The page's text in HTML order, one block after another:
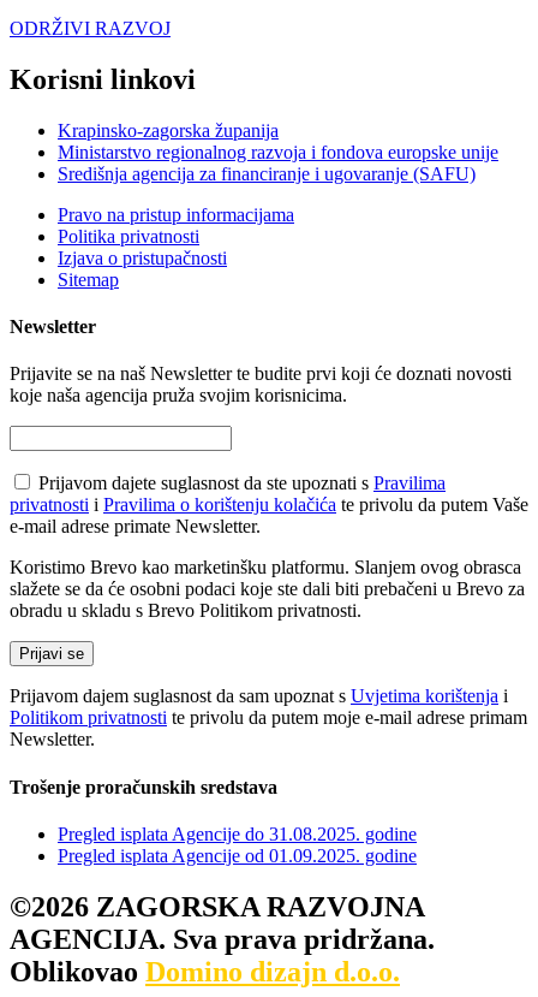
ODRŽIVI RAZVOJ
Korisni linkovi
Krapinsko-zagorska županija
Ministarstvo regionalnog razvoja i fondova europske unije
Središnja agencija za financiranje i ugovaranje (SAFU)
Pravo na pristup informacijama
Politika privatnosti
Izjava o pristupačnosti
Sitemap
Newsletter
Prijavite se na naš Newsletter te budite prvi koji će doznati novosti
koje naša agencija pruža svojim korisnicima.
Prijavom dajete suglasnost da ste upoznati s Pravilima
privatnosti i Pravilima o korištenju kolačića te privolu da putem Vaše
e-mail adrese primate Newsletter.
Koristimo Brevo kao marketinšku platformu. Slanjem ovog obrasca
slažete se da će osobni podaci koje ste dali biti prebačeni u Brevo za
obradu u skladu s Brevo Politikom privatnosti.
Prijavom dajem suglasnost da sam upoznat s Uvjetima korištenja i
Politikom privatnosti te privolu da putem moje e-mail adrese primam
Newsletter.
Trošenje proračunskih sredstava
Pregled isplata Agencije do 31.08.2025. godine
Pregled isplata Agencije od 01.09.2025. godine
©2026 ZAGORSKA RAZVOJNA
AGENCIJA. Sva prava pridržana.
Oblikovao Domino dizajn d.o.o.